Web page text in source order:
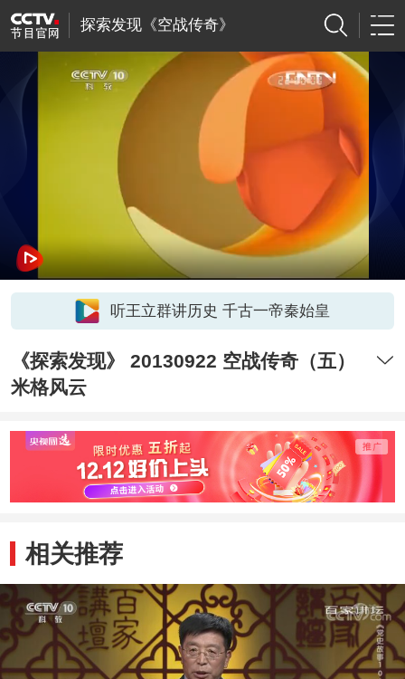
探索发现《空战传奇》
听王立群讲历史 千古一帝秦始皇
《探索发现》 20130922 空战传奇（五）
米格风云
相关推荐